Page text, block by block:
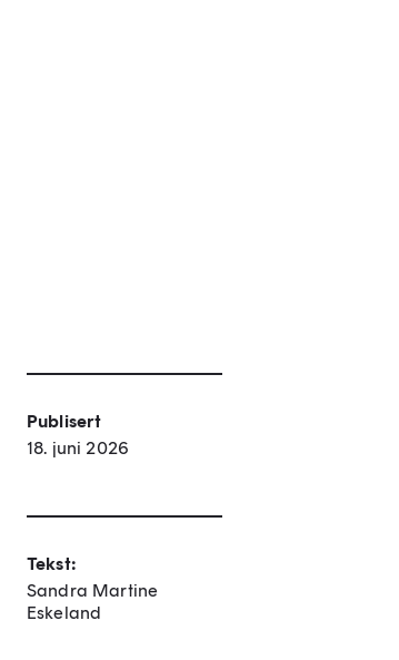
Publisert
18. juni 2026
Tekst:
Sandra Martine
Eskeland